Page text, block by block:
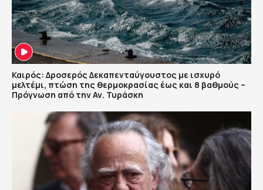
Καιρός: Δροσερός Δεκαπενταύγουστος με ισχυρό
μελτέμι, πτώση της θερμοκρασίας έως και 8 βαθμούς –
Πρόγνωση από την Αν. Τυράσκη